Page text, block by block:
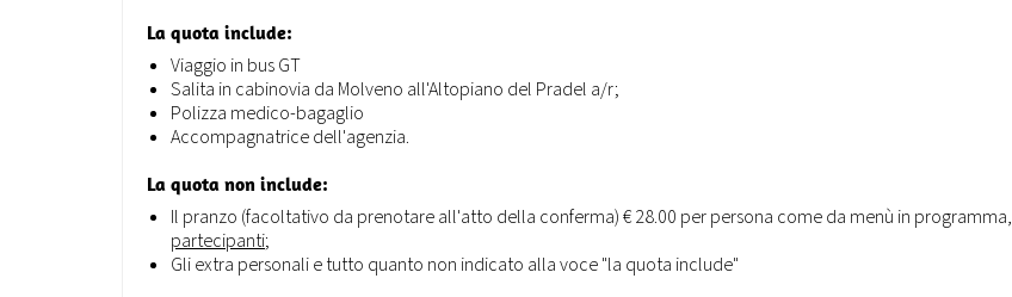
La quota include:
Viaggio in bus GT
Salita in cabinovia da Molveno all'Altopiano del Pradel a/r;
Polizza medico-bagaglio
Accompagnatrice dell'agenzia.
La quota non include:
Il pranzo (facoltativo da prenotare all'atto della conferma) € 28.00 per persona come da menù in programma,
partecipanti;
Gli extra personali e tutto quanto non indicato alla voce "la quota include"